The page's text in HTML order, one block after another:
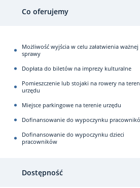
Co oferujemy
Możliwość wyjścia w celu załatwienia ważnej
sprawy
Dopłata do biletów na imprezy kulturalne
Pomieszczenie lub stojaki na rowery na
urzędu
Miejsce parkingowe na terenie urzędu
Dofinansowanie do wypoczynku
Dofinansowanie do wypoczynku dzieci
pracowników
Dostępność